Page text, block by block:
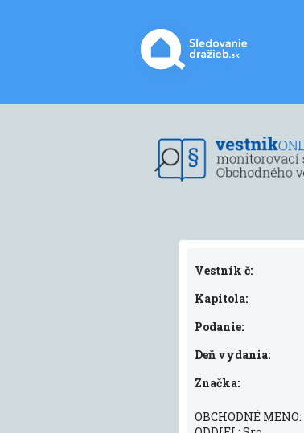
Vestník č:
Kapitola:
Podanie:
Deň vydania:
Značka:
OBCHODNÉ MENO: